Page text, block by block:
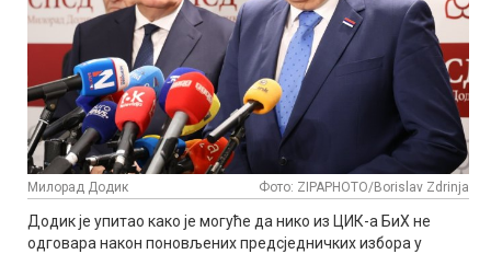
Милорад Додик Фото: ZIPAPHOTO/Borislav Zdrinja
Додик је упитао како је могуће да нико из ЦИК-а БиХ не
одговара након поновљених предсједничких избора у